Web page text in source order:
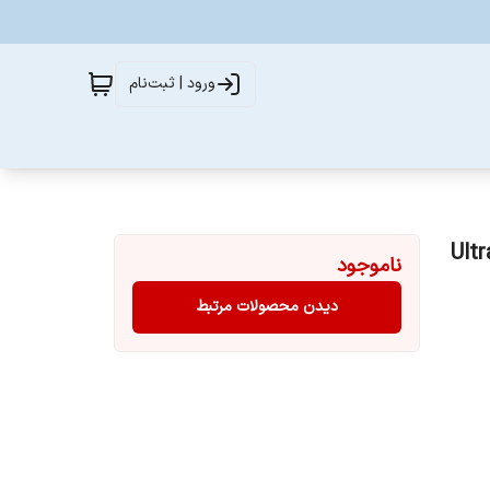
ورود | ثبت‌نام
ناموجود
دیدن محصولات مرتبط